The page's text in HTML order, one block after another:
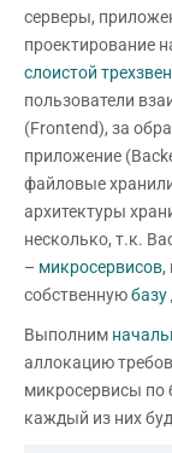
серверы,
проектирование
слоистой
пользователи
(Frontend), за
приложение
файловые
архитектуры
несколько, т.к.
– микросервисов,
собственную
Выполним
аллокацию
микросервисы по
каждый из них